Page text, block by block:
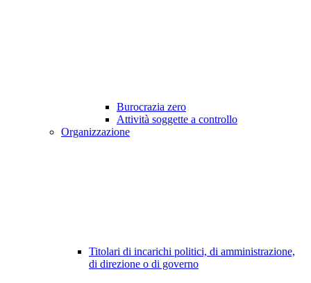
Burocrazia zero
Attività soggette a controllo
Organizzazione
Titolari di incarichi politici, di amministrazione,
di direzione o di governo